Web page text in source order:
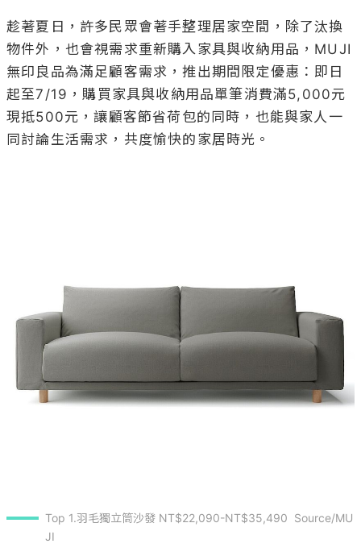
趁著夏日，許多民眾會著手整理居家空間，除了汰換
物件外，也會視需求重新購入家具與收納用品，MUJI
無印良品為滿足顧客需求，推出期間限定優惠：即日
起至7/19，購買家具與收納用品單筆消費滿5,000元
現抵500元，讓顧客節省荷包的同時，也能與家人一
Top 1.羽毛獨立筒沙發 NT$22,090-NT$35,490  Source/MU
JI